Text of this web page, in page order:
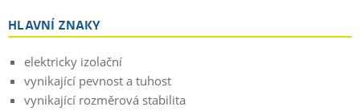
HLAVNÍ ZNAKY
elektricky izolační
vynikající pevnost a tuhost
vynikající rozměrová stabilita